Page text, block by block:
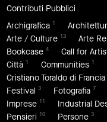
Contributi Pubblici
Archigrafica 1
Arte / Culture 13 Arte
Bookcase 4 Call for
Città 1 Communities 1
Cristiano Toraldo di Francia
Festival 3 Fotografia 7
Imprese 11 Industrial
Pensieri 10 Persone 3